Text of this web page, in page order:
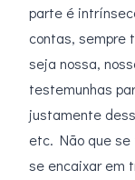
parte é
contas, sempre
seja nossa,
testemunhas
justamente
etc. Não que
se encaixar em